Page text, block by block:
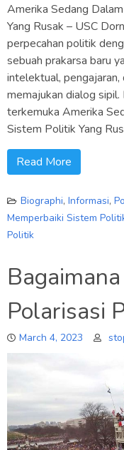
Amerika Sedang
Yang Rusak – USC
perpecahan politik
sebuah prakarsa baru
intelektual,
memajukan dialog
terkemuka Amerika
Sistem Politik Yang
Read More
Biographi, Informasi,
Memperbaiki Sistem
Politik
Polarisasi
March 4, 2023